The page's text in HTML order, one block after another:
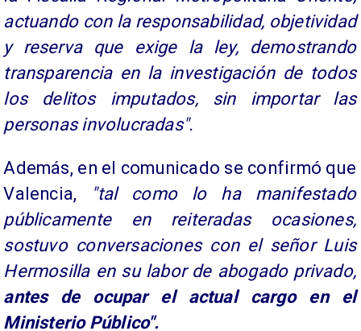
actuando con la responsabilidad, objetividad
y reserva que exige la ley, demostrando
transparencia en la investigación de todos
los delitos imputados, sin importar las
personas involucradas".
Además, en el comunicado se confirmó que
Valencia,
"tal como lo ha manifestado
públicamente en reiteradas ocasiones,
sostuvo conversaciones con el señor Luis
Hermosilla en su labor de abogado privado,
antes de ocupar el actual cargo en el
Ministerio Público".